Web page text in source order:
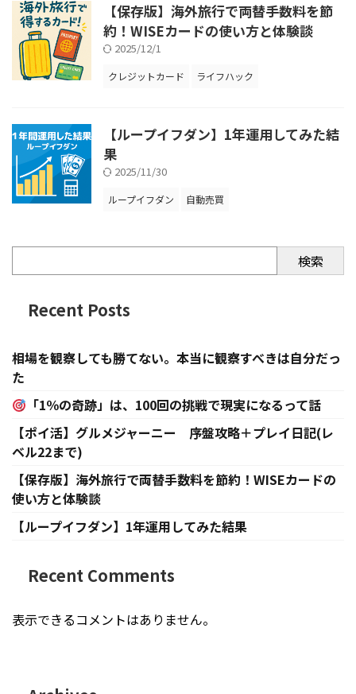
【保存版】海外旅行で両替手数料を節
約！WISEカードの使い方と体験談
2025/12/1
クレジットカード ライフハック
【ループイフダン】1年運用してみた結
果
2025/11/30
ループイフダン 自動売買
検索
Recent Posts
相場を観察しても勝てない。本当に観察すべきは自分だっ
た
「1％の奇跡」は、100回の挑戦で現実になるって話
【ポイ活】グルメジャーニー 序盤攻略＋プレイ日記(レ
ベル22まで)
【保存版】海外旅行で両替手数料を節約！WISEカードの
使い方と体験談
【ループイフダン】1年運用してみた結果
Recent Comments
表示できるコメントはありません。